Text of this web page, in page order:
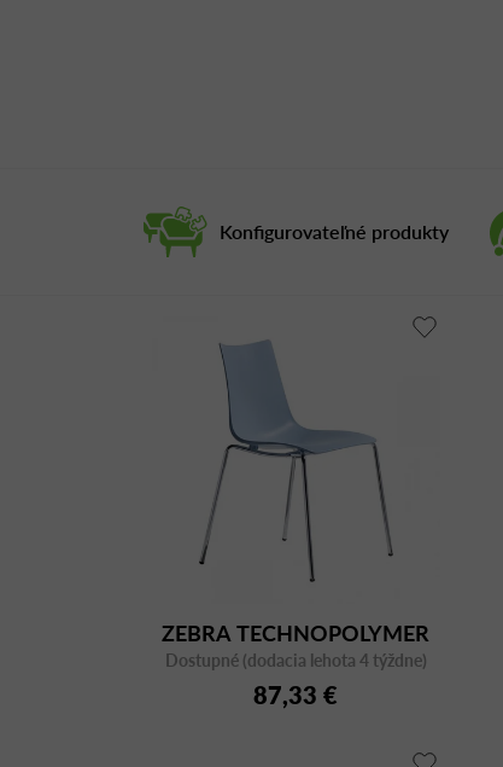
Konfigurovateľné produkty
ZEBRA TECHNOPOLYMER
2615 CR
Dostupné (dodacia lehota 4 týždne)
87,33 €